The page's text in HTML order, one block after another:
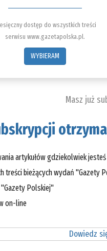
dostęp do wszystkich treści
serwisu www.gazetapolska.pl.
WYBIERAM
Masz już
artykułów gdziekolwiek jesteś
treści bieżących wydań "Gazety
Polskiej"
on-line
Dowiedz